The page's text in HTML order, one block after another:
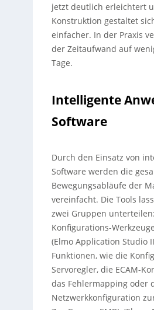
jetzt deutlich erleichtert
Konstruktion gestaltet
einfacher. In der Praxis
der Zeitaufwand auf
Tage.
Intelligente
Software
Durch den Einsatz von
Software werden die
Bewegungsabläufe der
vereinfacht. Die Tools
zwei Gruppen
Konfigurations-
(Elmo Application Studio
Funktionen, wie die
Servoregler, die ECAM-
das Fehlermapping oder
Netzwerkkonfiguration